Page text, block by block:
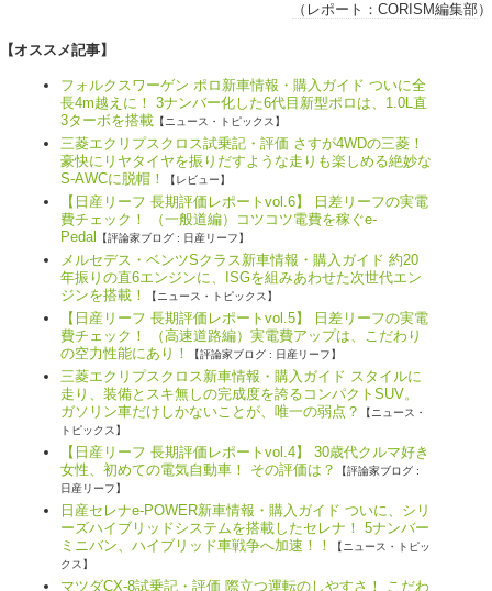
（レポート： CORISM編集部）
【オススメ記事】
フォルクスワーゲン ポロ新車情報・購入ガイド ついに全
長4m越えに！ 3ナンバー化した6代目新型ポロは、1.0L直
3ターボを搭載 【ニュース・トピックス】
三菱エクリプスクロス試乗記・評価 さすが4WDの三菱！
豪快にリヤタイヤを振りだすような走りも楽しめる絶妙な
S-AWCに脱帽！
【レビュー】
【日産リーフ 長期評価レポートvol.6】 日差リーフの実電
費チェック！ （一般道編）コツコツ電費を稼ぐe-
Pedal
【評論家ブログ : 日産リーフ】
メルセデス・ベンツSクラス新車情報・購入ガイド 約20
年振りの直6エンジンに、ISGを組みあわせた次世代エン
ジンを搭載！
【ニュース・トピックス】
【日産リーフ 長期評価レポートvol.5】 日差リーフの実電
費チェック！ （高速道路編）実電費アップは、こだわり
の空力性能にあり！
【評論家ブログ : 日産リーフ】
三菱エクリプスクロス新車情報・購入ガイド スタイルに
走り、装備とスキ無しの完成度を誇るコンパクトSUV。
ガソリン車だけしかないことが、唯一の弱点？
【ニュース・
トピックス】
【日産リーフ 長期評価レポートvol.4】 30歳代クルマ好き
女性、初めての電気自動車！ その評価は？
【評論家ブログ :
日産リーフ】
日産セレナe-POWER新車情報・購入ガイド ついに、シリ
ーズハイブリッドシステムを搭載したセレナ！ 5ナンバー
ミニバン、ハイブリッド車戦争へ加速！！
【ニュース・トピッ
クス】
マツダCX-8試乗記・評価 際立つ運転のしやすさ！ こだわ